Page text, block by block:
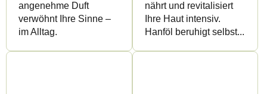
angenehme Duft
verwöhnt Ihre Sinne –
im Alltag.
nährt und revitalisiert
Ihre Haut intensiv.
Hanföl beruhigt selbst...